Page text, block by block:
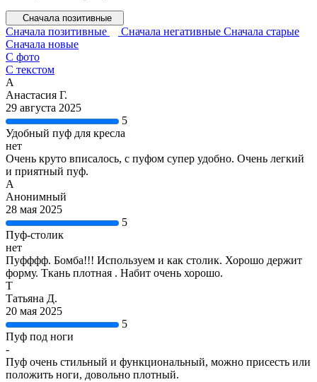
Сначала позитивные
Сначала позитивные Сначала негативные Сначала старые
Сначала новые
С фото
С текстом
А
Анастасия Г.
29 августа 2025
5
Удобный пуф для кресла
нет
Очень круто вписалось, с пуфом супер удобно. Очень легкий
и приятный пуф.
А
Анонимный
28 мая 2025
5
Пуф-столик
нет
Пуфффф. Бомба!!! Используем и как столик. Хорошо держит
форму. Ткань плотная . Набит очень хорошо.
Т
Татьяна Д.
20 мая 2025
5
Пуф под ноги
-
Пуф очень стильный и функциональный, можно присесть или
положить ноги, довольно плотный.